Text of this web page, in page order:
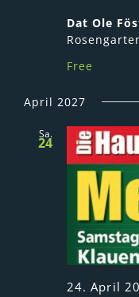
Dat Ole
Free
April 2027
Sa.
24
24. April